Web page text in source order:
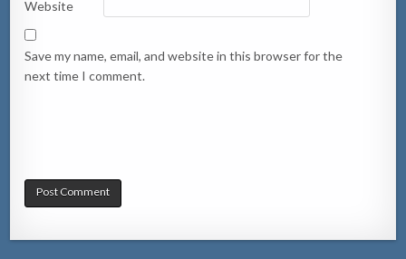
Website
Save my name, email, and website in this browser for the
next time I comment.